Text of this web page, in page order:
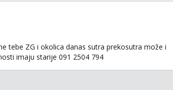
tebe ZG i okolica danas sutra prekosutra može i
imaju starije 091 2504 794